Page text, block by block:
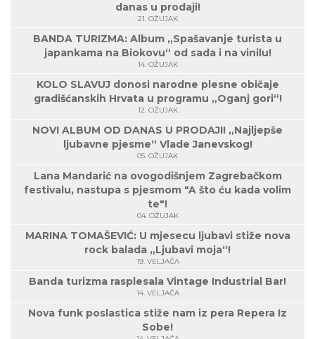
danas u prodaji!
21. OŽUJAK
BANDA TURIZMA: Album „Spašavanje turista u
japankama na Biokovu“ od sada i na vinilu!
14. OŽUJAK
KOLO SLAVUJ donosi narodne plesne običaje
gradišćanskih Hrvata u programu „Oganj gori“!
12. OŽUJAK
NOVI ALBUM OD DANAS U PRODAJI! „Najljepše
ljubavne pjesme“ Vlade Janevskog!
05. OŽUJAK
Lana Mandarić na ovogodišnjem Zagrebačkom
festivalu, nastupa s pjesmom "A što ću kada volim
te"!
04. OŽUJAK
MARINA TOMAŠEVIĆ: U mjesecu ljubavi stiže nova
rock balada „Ljubavi moja“!
19. VELJAČA
Banda turizma rasplesala Vintage Industrial Bar!
14. VELJAČA
Nova funk poslastica stiže nam iz pera Repera Iz
Sobe!